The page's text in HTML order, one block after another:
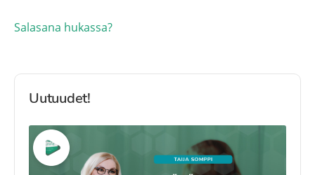
Salasana hukassa?
Uutuudet!